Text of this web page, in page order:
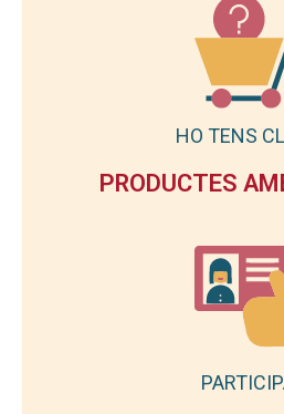
HO TENS
PRODUCTES